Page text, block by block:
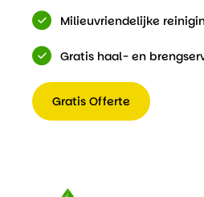
Milieuvriendelijke
Gratis haal- en
Gratis Offerte